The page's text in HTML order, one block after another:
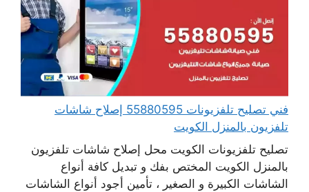
فني تصليح تلفزيونات 55880595 إصلاح شاشات
تلفزيون بالمنزل الكويت
تصليح تلفزيونات الكويت محل إصلاح شاشات تلفزيون
بالمنزل الكويت المختص بفك و تبديل كافة أنواع
الشاشات الكبيرة و الصغير ، تأمين أجود أنواع الشاشات